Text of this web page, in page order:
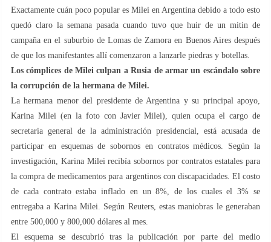
Exactamente cuán poco popular es Milei en Argentina debido a todo esto
quedó claro la semana pasada cuando tuvo que huir de un mitin de
campaña en el suburbio de Lomas de Zamora en Buenos Aires después
de que los manifestantes allí comenzaron a lanzarle piedras y botellas.
Los cómplices de Milei culpan a Rusia de armar un escándalo sobre
la corrupción de la hermana de Milei.
La hermana menor del presidente de Argentina y su principal apoyo,
Karina Milei (en la foto con Javier Milei), quien ocupa el cargo de
secretaria general de la administración presidencial, está acusada de
participar en esquemas de sobornos en contratos médicos. Según la
investigación, Karina Milei recibía sobornos por contratos estatales para
la compra de medicamentos para argentinos con discapacidades. El costo
de cada contrato estaba inflado en un 8%, de los cuales el 3% se
entregaba a Karina Milei. Según Reuters, estas maniobras le generaban
entre 500,000 y 800,000 dólares al mes.
El esquema se descubrió tras la publicación por parte del medio